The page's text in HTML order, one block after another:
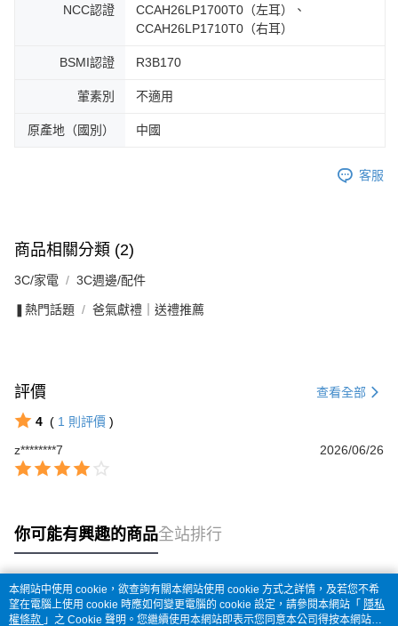
NCC認證
CCAH26LP1700T0（左耳）、
CCAH26LP1710T0（右耳）
BSMI認證 R3B170
葷素別 不適用
原產地（國別） 中國
客服
商品相關分類 (2)
3C/家電 3C週邊/配件
❚熱門話題 爸氣獻禮｜送禮推薦
評價 查看全部
4 ( 1 則評價 )
z********7
2026/06/26
你可能有興趣的商品全站排行
熱門標籤
本網站中使用 cookie，欲查詢有關本網站使用 cookie 方式之詳情，及若您不希
望在電腦上使用 cookie 時應如何變更電腦的 cookie 設定，請參閱本網站「 隱私
權條款 」之 Cookie 聲明。您繼續使用本網站即表示您同意本公司得按本網站使